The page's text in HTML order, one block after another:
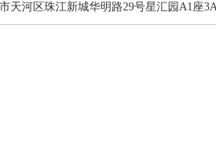
天河区珠江新城华明路29号星汇园A1座